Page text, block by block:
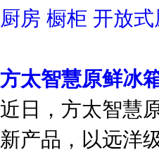
厨房 橱柜 开放式
方太智慧原鲜冰
近日，方太智慧
新产品，以远洋